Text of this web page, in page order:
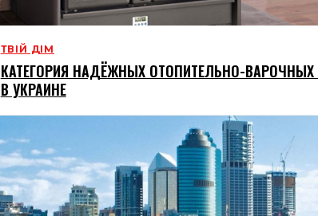
ТВІЙ ДІМ
КАТЕГОРИЯ НАДЁЖНЫХ ОТОПИТЕЛЬНО-ВАРОЧНЫХ
В УКРАИНЕ